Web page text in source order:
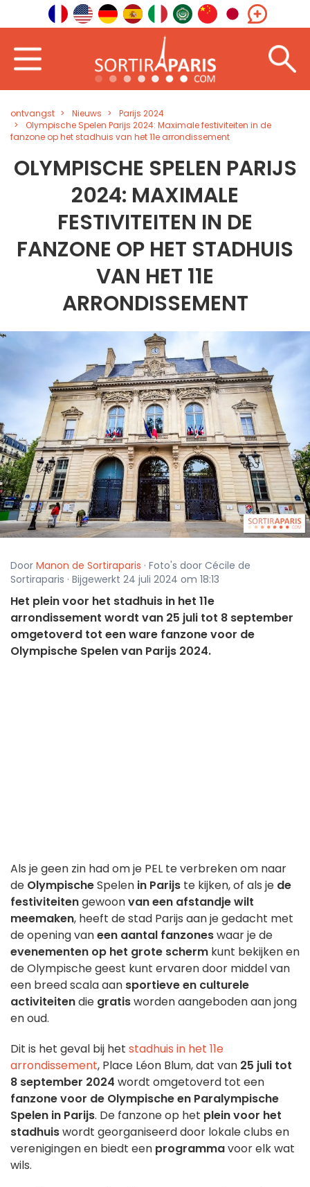
ontvangst Nieuws
Parijs 2024
Olympische Spelen Parijs 2024: Maximale festiviteiten in de
fanzone op het stadhuis van het 11e arrondissement
OLYMPISCHE SPELEN PARIJS
2024: MAXIMALE
FESTIVITEITEN IN DE
FANZONE OP HET STADHUIS
VAN HET 11E
ARRONDISSEMENT
Door Manon de Sortiraparis · Foto's door Cécile de
Sortiraparis · Bijgewerkt 24 juli 2024 om 18:13
Het plein voor het stadhuis in het 11e
arrondissement wordt van 25 juli tot 8 september
omgetoverd tot een ware fanzone voor de
Olympische Spelen van Parijs 2024.
Als je geen zin had om je PEL te verbreken om naar
de OlympischeSpelen in Parijs te kijken, of als je de
festiviteitengewoonvan een afstandje wilt
meemaken, heeft de stad Parijs aan je gedacht met
de opening vaneen aantal fanzoneswaar je de
evenementen op het grote scherm kunt bekijken en
de Olympische geest kunt ervaren door middel van
een breed scala aan sportieve en culturele
activiteitendie gratisworden aangeboden aan jong
en oud.
Dit is het geval bij het stadhuis in het 11e
arrondissement, Place Léon Blum, dat van 25 juli tot
8 september 2024 wordt omgetoverd tot een
fanzone voor de Olympische en Paralympische
Spelen in Parijs. De fanzone op het plein voor het
stadhuiswordt georganiseerd door lokale clubs en
verenigingen en biedt een programmavoor elk wat
wils.